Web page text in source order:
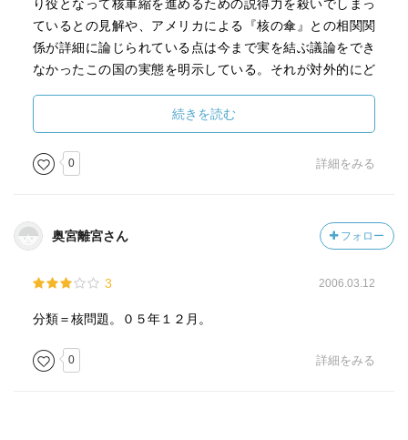
り役となって核軍縮を進めるための説得力を殺いでしまっ
ているとの見解や、アメリカによる『核の傘』との相関関
係が詳細に論じられている点は今まで実を結ぶ議論をでき
なかったこの国の実態を明示している。それが対外的にど
る筆致は個人的には新しい発見。
核兵器や核技術が今現在、政治的に技術的に社会的にみて
どのように取り扱われているのかを知るのにも、そして学
も、情報収集や自己見解を深めるうえでも出発点となる内
容を含んだ良書。
続きを読む
0 詳細をみる
奥宮離宮さん フォロー
3 2006.03.12
分類＝核問題。０５年１２月。
0 詳細をみる